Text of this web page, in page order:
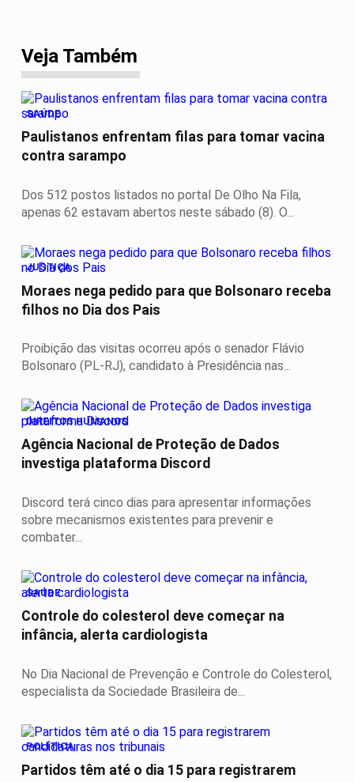
Veja Também
SAÚDE
Paulistanos enfrentam filas para tomar vacina
contra sarampo
Dos 512 postos listados no portal De Olho Na Fila,
apenas 62 estavam abertos neste sábado (8). O...
JUSTIÇA
Moraes nega pedido para que Bolsonaro receba
filhos no Dia dos Pais
Proibição das visitas ocorreu após o senador Flávio
Bolsonaro (PL-RJ), candidato à Presidência nas...
DIREITOS HUMANOS
Agência Nacional de Proteção de Dados
investiga plataforma Discord
Discord terá cinco dias para apresentar informações
sobre mecanismos existentes para prevenir e
combater...
SAÚDE
Controle do colesterol deve começar na
infância, alerta cardiologista
No Dia Nacional de Prevenção e Controle do Colesterol,
especialista da Sociedade Brasileira de...
POLÍTICA
Partidos têm até o dia 15 para registrarem